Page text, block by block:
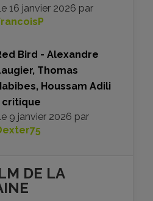
16 janvier 2026 par
Bird - Alexandre
Thomas
Houssam Adili
critique
9 janvier 2026 par
DE LA